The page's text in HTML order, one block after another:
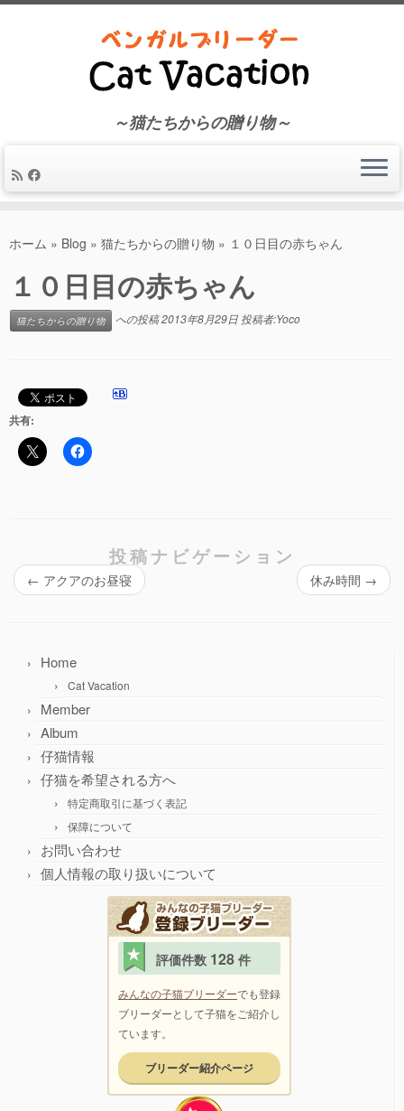
ン
へ
～猫たちからの贈り物～
ホーム » Blog » 猫たちからの贈り物 » １０日目の赤ちゃん
１０日目の赤ちゃん
猫たちからの贈り物 への投稿2013年8月29日 投稿者:Yoco
共有:
投稿ナビゲーション
← アクアのお昼寝 休み時間 →
Home
Cat Vacation
Member
Album
仔猫情報
仔猫を希望される方へ
特定商取引に基づく表記
保障について
お問い合わせ
個人情報の取り扱いについて
評価件数 128 件
みんなの子猫ブリーダーでも登録
ブリーダーとして子猫をご紹介し
ています。
ブリーダー紹介ページ